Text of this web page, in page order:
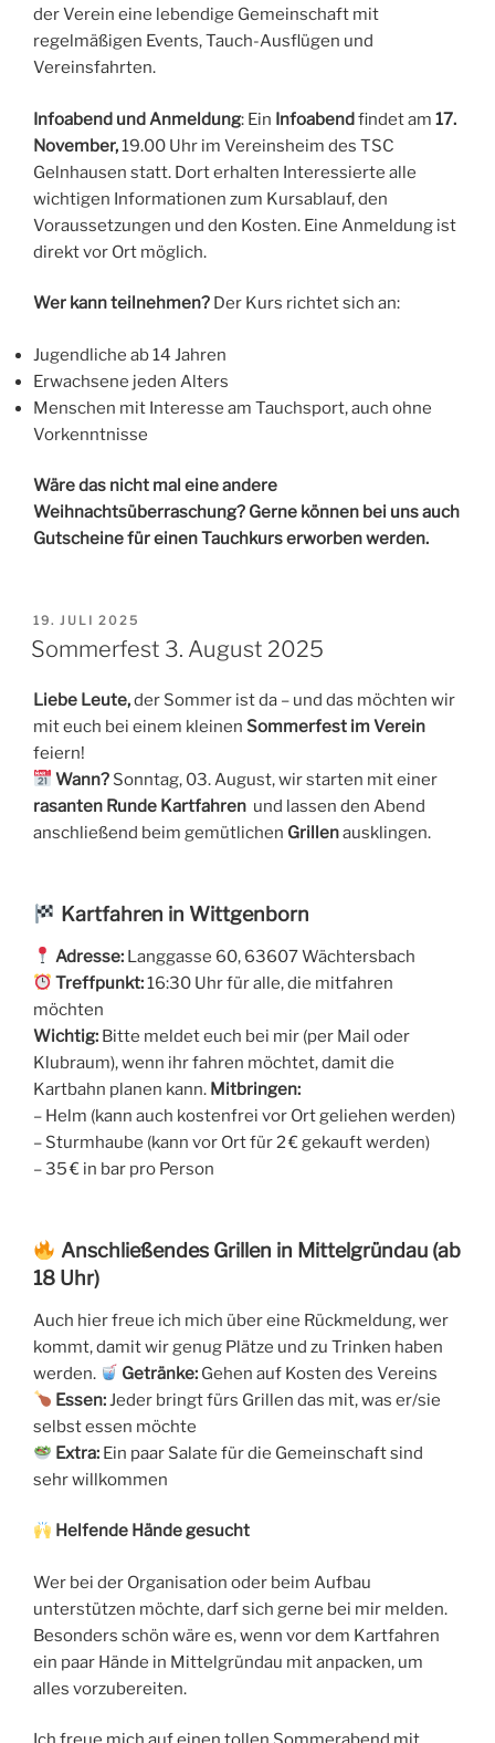
der Verein eine lebendige Gemeinschaft mit
regelmäßigen Events, Tauch-Ausflügen und
Vereinsfahrten.
Infoabend und Anmeldung: Ein Infoabendfindet am 17.
November,19.00 Uhr im Vereinsheim des TSC
Gelnhausen statt. Dort erhalten Interessierte alle
wichtigen Informationen zum Kursablauf, den
Voraussetzungen und den Kosten. Eine Anmeldung ist
direkt vor Ort möglich.
Wer kann teilnehmen? Der Kurs richtet sich an:
Jugendliche ab 14 Jahren
Erwachsene jeden Alters
Menschen mit Interesse am Tauchsport, auch ohne
Vorkenntnisse
Wäre das nicht mal eine andere
Weihnachtsüberraschung? Gerne können bei uns auch
Gutscheine für einen Tauchkurs erworben werden.
VERÖFFENTLICHT
AM
19. JULI 2025
Sommerfest 3. August 2025
Liebe Leute,der Sommer ist da – und das möchten wir
mit euch bei einem kleinen Sommerfest im Verein
feiern!
Wann? Sonntag, 03. August, wir starten mit einer
rasanten Runde Kartfahren und lassen den Abend
anschließend beim gemütlichen Grillenausklingen.
Kartfahren in Wittgenborn
Adresse: Langgasse 60, 63607 Wächtersbach
Treffpunkt:16:30 Uhr für alle, die mitfahren
möchten
Wichtig: Bitte meldet euch bei mir (per Mail oder
Klubraum), wenn ihr fahren möchtet, damit die
Kartbahn planen kann. Mitbringen:
– Helm (kann auch kostenfrei vor Ort geliehen werden)
– Sturmhaube (kann vor Ort für 2 € gekauft werden)
– 35 € in bar pro Person
Anschließendes Grillen in Mittelgründau (ab
18 Uhr)
Auch hier freue ich mich über eine Rückmeldung, wer
kommt, damit wir genug Plätze und zu Trinken haben
werden.
Getränke: Gehen auf Kosten des Vereins
Essen: Jeder bringt fürs Grillen das mit, was er/sie
selbst essen möchte
Extra: Ein paar Salate für die Gemeinschaft sind
sehr willkommen
Helfende Hände gesucht
Wer bei der Organisation oder beim Aufbau
unterstützen möchte, darf sich gerne bei mir melden.
Besonders schön wäre es, wenn vor dem Kartfahren
ein paar Hände in Mittelgründau mit anpacken, um
alles vorzubereiten.